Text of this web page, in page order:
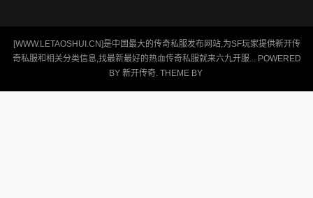
[WWW.LETAOSHUI.CN]是中国最大的传奇私服发布网站,为SF玩家提供新开传
奇私服和相关分类信息,找最新最好的热血传奇私服就来六九开服... POWERED
BY 新开传奇. THEME BY